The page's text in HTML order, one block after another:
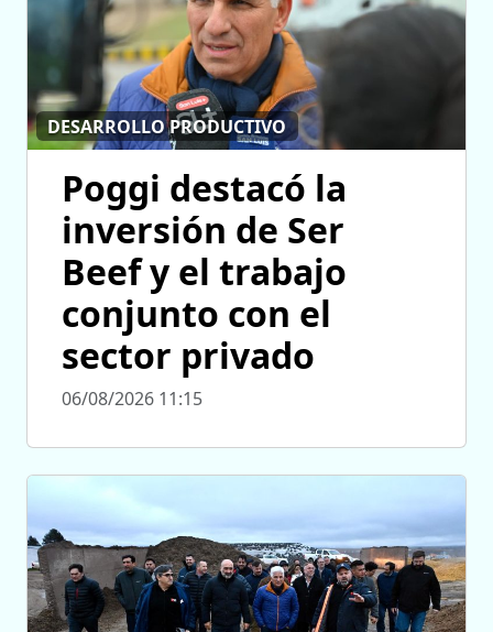
DESARROLLO PRODUCTIVO
Poggi destacó la
inversión de Ser
Beef y el trabajo
conjunto con el
sector privado
06/08/2026 11:15